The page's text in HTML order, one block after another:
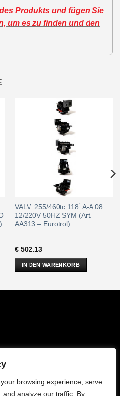
browsing experience, serve
and analyze our traffic. By
Produkts und fügen Sie
um es zu finden und den
VALV. 255/460tc 118 ́ A-A 08
12/220V 50HZ SYM (Art.
AA313 – Eurotrol)
€502.13
IN DEN WARENKORB